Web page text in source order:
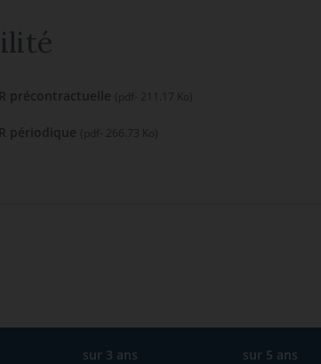
précontractuelle (pdf- 211.17 Ko)
périodique (pdf- 266.73 Ko)
sur 3 ans sur 5 ans